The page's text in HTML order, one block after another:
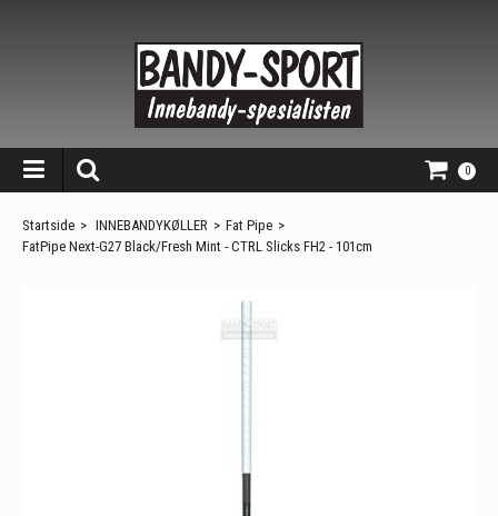
0
Startside > INNEBANDYKØLLER > Fat Pipe >
FatPipe Next-G27 Black/Fresh Mint - CTRL Slicks FH2 - 101cm